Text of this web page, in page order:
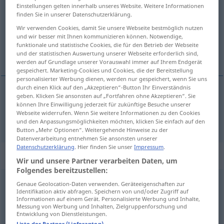
Übersicht aller Übersetzungen
(Für mehr Details die Übersetzung anklicken/antippen)
robiť, konať
robiť,konať machen
Beispielsätze für "machen"
aufmerksammachen auf
upozorniť
Einstellungen gelten innerhalb unseres Website. Weitere Informationen
finden Sie in unserer Datenschutzerklärung.
Wir verwenden Cookies, damit Sie unsere Webseite bestmöglich nutzen
und wir besser mit Ihnen kommunizieren können. Notwendige,
funktionale und statistische Cookies, die für den Betrieb der Webseite
und der statistischen Auswertung unserer Webseite erforderlich sind,
werden auf Grundlage unserer Vorauswahl immer auf Ihrem Endgerät
gespeichert. Marketing-Cookies und Cookies, die der Bereitstellung
personalisierter Werbung dienen, werden nur gespeichert, wenn Sie uns
durch einen Klick auf den „Akzeptieren“-Button Ihr Einverständnis
geben. Klicken Sie ansonsten auf „Fortfahren ohne Akzeptieren“. Sie
können Ihre Einwilligung jederzeit für zukünftige Besuche unserer
Webseite widerrufen. Wenn Sie weitere Informationen zu den Cookies
und den Anpassungsmöglichkeiten möchten, klicken Sie einfach auf den
Button „Mehr Optionen“. Weitergehende Hinweise zu der
Datenverarbeitung entnehmen Sie ansonsten unserer
Datenschutzerklärung. Hier finden Sie unserImpressum.
Wir und unsere Partner verarbeiten Daten, um
Folgendes bereitzustellen:
Genaue Geolocation-Daten verwenden. Geräteeigenschaften zur
Identifikation aktiv abfragen. Speichern von und/oder Zugriff auf
Informationen auf einem Gerät. Personalisierte Werbung und Inhalte,
Messung von Werbung und Inhalten, Zielgruppenforschung und
Entwicklung von Dienstleistungen.